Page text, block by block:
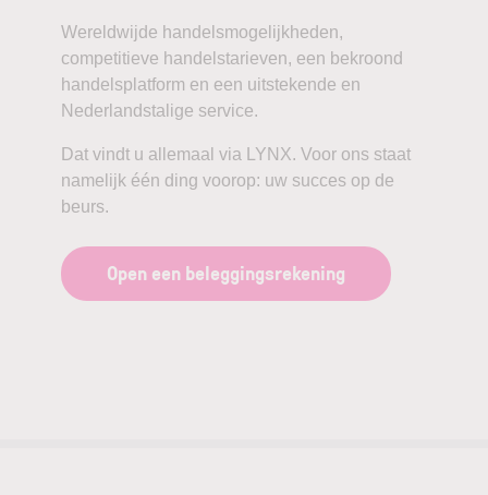
Wereldwijde handelsmogelijkheden,
competitieve handelstarieven, een bekroond
handelsplatform en een uitstekende en
Nederlandstalige service.
Dat vindt u allemaal via LYNX. Voor ons staat
namelijk één ding voorop: uw succes op de
beurs.
Open een beleggingsrekening